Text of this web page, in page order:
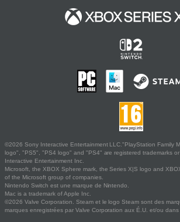
©2026 Sony Interactive Entertainment LLC."PlayStation Family
logo", "PS5", "PS4 logo" and "PS4" are registered trademarks
Interactive Entertainment Inc.
Microsoft, the XBOX Sphere mark, the Series X|S logo and
of the Microsoft group of companies.
Nintendo Switch est une marque de Nintendo.
Mac is a trademark of Apple Inc.
©2026 Valve Corporation. Steam et le logo Steam sont des
marques enregistrées par Valve Corporation aux É.U. et/ou dans